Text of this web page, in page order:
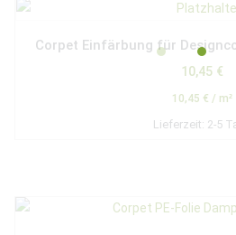
Corpet Einfärbung für
10,45 €
10,45 € / m²
Lieferzeit: 2-5